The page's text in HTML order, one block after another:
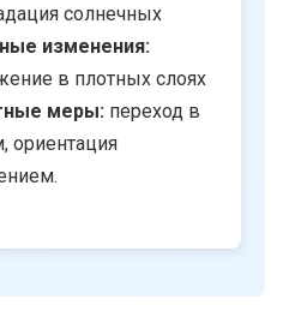
солнечных
изменения:
в плотных слоях
меры: переход в
ориентация